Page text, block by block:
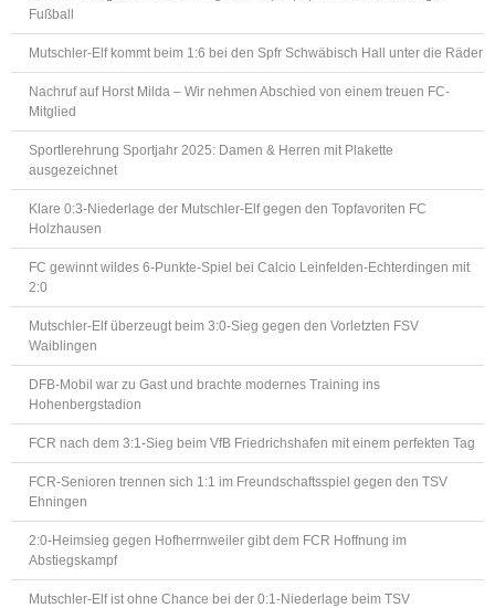
Fußball
Mutschler-Elf kommt beim 1:6 bei den Spfr Schwäbisch Hall unter die Räder
Nachruf auf Horst Milda – Wir nehmen Abschied von einem treuen FC-
Mitglied
Sportlerehrung Sportjahr 2025: Damen & Herren mit Plakette
ausgezeichnet
Klare 0:3-Niederlage der Mutschler-Elf gegen den Topfavoriten FC
Holzhausen
FC gewinnt wildes 6-Punkte-Spiel bei Calcio Leinfelden-Echterdingen mit
2:0
Mutschler-Elf überzeugt beim 3:0-Sieg gegen den Vorletzten FSV
Waiblingen
DFB-Mobil war zu Gast und brachte modernes Training ins
Hohenbergstadion
FCR nach dem 3:1-Sieg beim VfB Friedrichshafen mit einem perfekten Tag
FCR-Senioren trennen sich 1:1 im Freundschaftsspiel gegen den TSV
Ehningen
2:0-Heimsieg gegen Hofherrnweiler gibt dem FCR Hoffnung im
Abstiegskampf
Mutschler-Elf ist ohne Chance bei der 0:1-Niederlage beim TSV